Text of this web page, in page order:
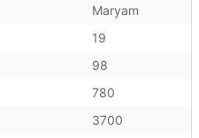
Maryam
19
98
780
3700